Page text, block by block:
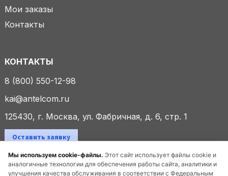
Мы используем cookie-файлы. Этот сайт использует файлы cookie и
аналогичные технологии для обеспечения работы сайта, аналитики и
улучшения качества обслуживания в соответствии с Федеральным
Мои заказы
Контакты
КОНТАКТЫ
8 (800) 550-12-98
kai@antelcom.ru
125430, г. Москва, ул. Фабричная, д. 6, стр. 1
Оставить заявку